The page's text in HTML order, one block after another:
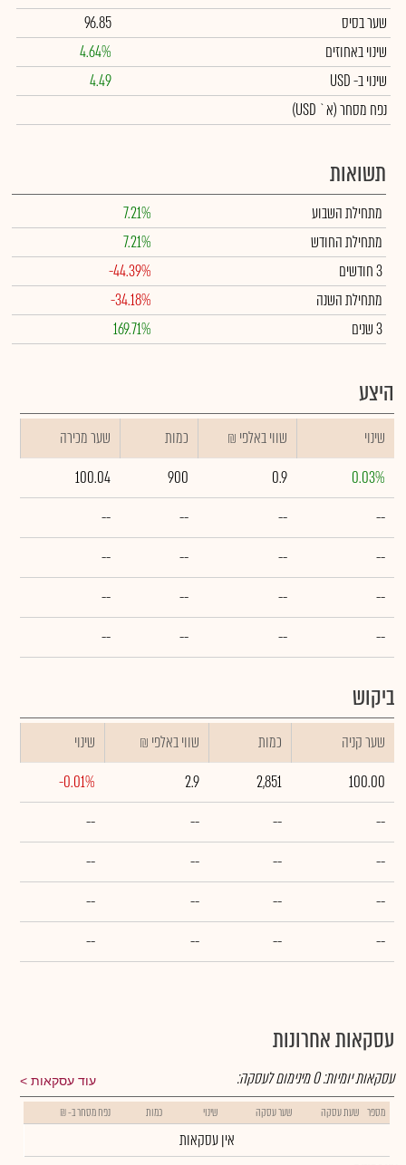
שער בסיס
96.85
שינוי באחוזים
4.64%
שינויב- USD
4.49
נפח מסחר(א` USD)
תשואות
מתחילת השבוע
7.21%
מתחילת החודש
7.21%
3 חודשים
-44.39%
מתחילת השנה
-34.18%
3 שנים
169.71%
היצע
שינוי ₪ שווי באלפי כמות
שער מכירה
0.03%
0.9
900
100.04
--
--
--
--
--
--
--
--
--
--
--
--
--
--
--
--
ביקוש
שער קניה כמות ₪ שווי באלפי
שינוי
100.00
2,851
2.9
-0.01%
--
--
--
--
--
--
--
--
--
--
--
--
--
--
--
--
עסקאות אחרונות
עוד עסקאות עסקאות יומיות:0מינימום לעסקה:
מספר שעת עסקה שער עסקה שינוי כמות נפח מסחר ב- ₪
אין עסקאות